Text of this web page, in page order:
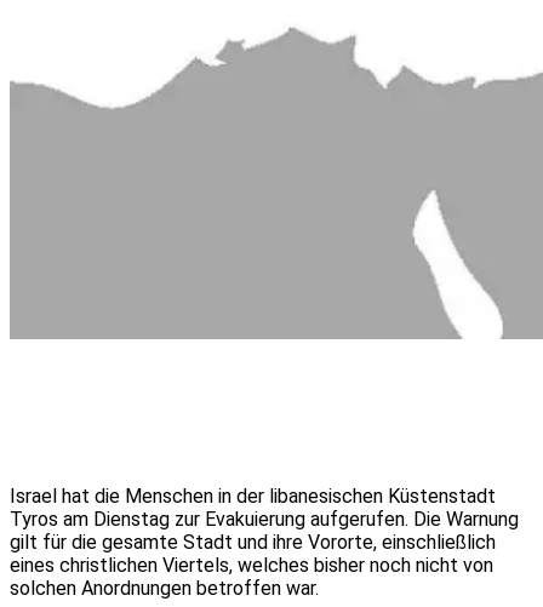
Israel hat die Menschen in der libanesischen Küstenstadt
Tyros am Dienstag zur Evakuierung aufgerufen. Die Warnung
gilt für die gesamte Stadt und ihre Vororte, einschließlich
eines christlichen Viertels, welches bisher noch nicht von
solchen Anordnungen betroffen war.